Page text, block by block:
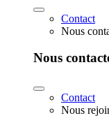
Contact
Nous
Nous
Contact
Nous